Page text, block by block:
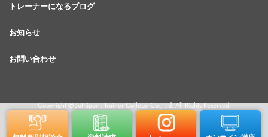
トレーナーになるブログ
お知らせ
お問い合わせ
Copyright © Jot Sports Trainer College Co., Ltd. All Rights Reserved.